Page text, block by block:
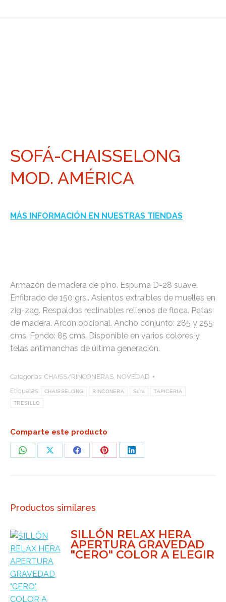
SOFÁ-CHAISSELONG
MOD. AMÉRICA
MÁS INFORMACIÓN EN NUESTRAS TIENDAS
Armazón de madera de pino. Espuma D-28 suave.
Enfibrado de 150 grs.. Asientos extraibles de muelles en
zig-zag. Respaldos reclinables rellenos de floca. Patas
de madera. Arcón opcional. Ancho conjunto: 285 y 255
cms. Fondo: 85 cms. Disponible en varios colores y
telas antimanchas de última generación.
Categorías: CHAISS/RINCONERAS, NOVEDAD
Etiquetas:
CHAISSELONG RINCONERA Sofa TAPICERIA
TRESILLO
Comparte este producto
Share
Share
Share
Share
Share
Productos similares
SILLÓN RELAX HERA
APERTURA GRAVEDAD
"CERO" COLOR A ELEGIR